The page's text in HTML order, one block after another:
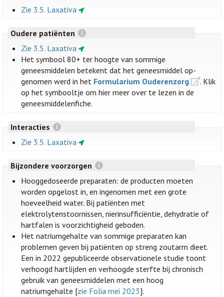
Zie 3.5. Laxativa
Oudere patiënten
Zie 3.5. Laxativa
Het symbool 80+ ter hoogte van sommige
geneesmiddelen betekent dat het geneesmiddel op-
genomen werd in het Formularium Ouderenzorg
. Klik
op het symbooltje om hier meer over te lezen in de
geneesmiddelenfiche.
Interacties
Zie 3.5. Laxativa
Bijzondere voorzorgen
Hooggedoseerde preparaten: de producten moeten
worden opgelost in, en ingenomen met een grote
hoeveelheid water. Bij patiënten met
elektrolytenstoornissen, nierinsufficiëntie, dehydratie of
hartfalen is voorzichtigheid geboden.
Het natriumgehalte van sommige preparaten kan
problemen geven bij patiënten op streng zoutarm dieet.
Een in 2022 gepubliceerde observationele studie toont
verhoogd hartlijden en verhoogde sterfte bij chronisch
gebruik van geneesmiddelen met een hoog
natriumgehalte [zie Folia mei 2023].